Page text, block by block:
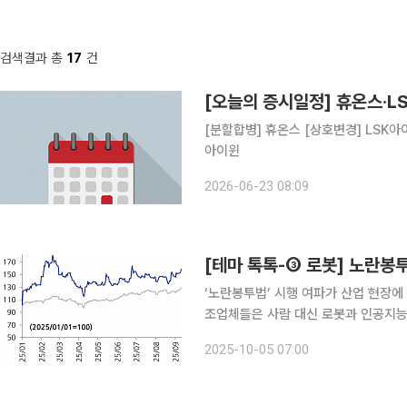
검색결과 총 17 건
[오늘의 증시일정] 휴온스
[분할합병] 휴온스 [상호변경] LSK아
아이윈
2026-06-23 08:09
[테마 톡톡-③ 로봇] 노란봉
‘노란봉투법’ 시행 여파가 산업 현장
조업체들은 사람 대신 로봇과 인공지
기업 중 로봇 투자와 도입에 앞서 있
2025-10-05 07:00